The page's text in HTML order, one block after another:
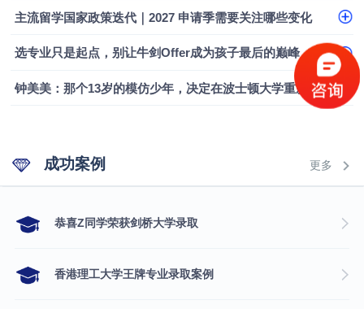
主流留学国家政策迭代｜2027 申请季需要关注哪些变化
选专业只是起点，别让牛剑Offer成为孩子最后的巅峰
钟美美：那个13岁的模仿少年，决定在波士顿大学重新定义自己
成功案例 更多
​恭喜Z同学荣获剑桥大学录取
香港理工大学王牌专业录取案例